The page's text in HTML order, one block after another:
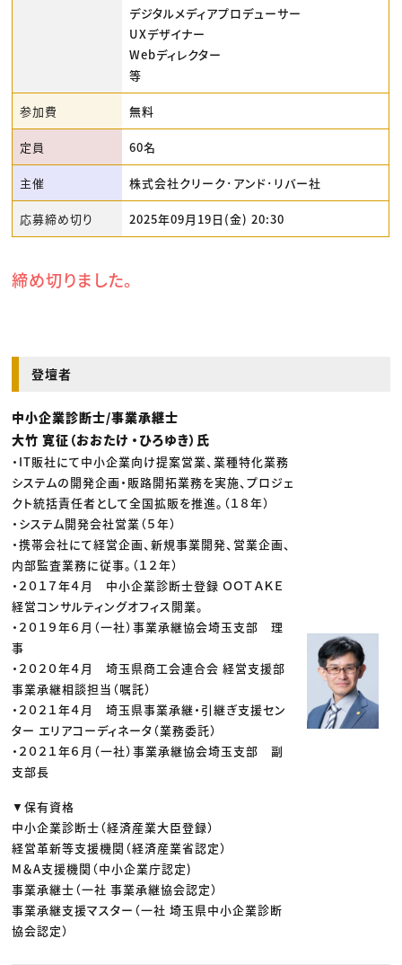
デジタルメディアプロデューサー
UXデザイナー
Webディレクター
等
参加費 無料
定員 60名
主催 株式会社クリーク･アンド･リバー社
応募締め切り 2025年09月19日(金) 20:30
締め切りました。
登壇者
中小企業診断士/事業承継士
大竹 寛征（おおたけ ・ひろゆき）氏
・IT販社にて中小企業向け提案営業、業種特化業務
システムの開発企画・販路開拓業務を実施、プロジェ
クト統括責任者として全国拡販を推進。（１８年）
・システム開発会社営業（５年）
・携帯会社にて経営企画、新規事業開発、営業企画、
内部監査業務に従事。（１２年）
・２０１７年４月 中小企業診断士登録 ＯＯＴＡＫＥ
経営コンサルティングオフィス開業。
・２０１９年６月（一社）事業承継協会埼玉支部 理
事
・２０２０年４月 埼玉県商工会連合会 経営支援部
事業承継相談担当（嘱託）
・２０２１年４月 埼玉県事業承継・引継ぎ支援セン
ター エリアコーディネータ（業務委託）
・２０２１年６月（一社）事業承継協会埼玉支部 副
支部長
▼保有資格
中小企業診断士（経済産業大臣登録）
経営革新等支援機関（経済産業省認定）
M＆A支援機関（中小企業庁認定)
事業承継士（一社 事業承継協会認定）
事業承継支援マスター（一社 埼玉県中小企業診断
協会認定）